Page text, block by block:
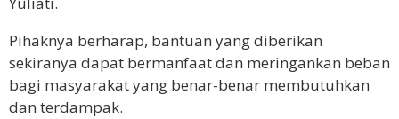
Pihaknya berharap, bantuan yang diberikan
sekiranya dapat bermanfaat dan meringankan beban
bagi masyarakat yang benar-benar membutuhkan
dan terdampak.